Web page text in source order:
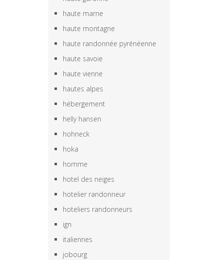
haute marne
haute montagne
haute randonnée pyrénéenne
haute savoie
haute vienne
hautes alpes
hébergement
helly hansen
hohneck
hoka
homme
hotel des neiges
hotelier randonneur
hoteliers randonneurs
ign
italiennes
jobourg